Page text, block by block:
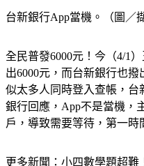
台新銀行App當機。（圖／
全民普發6000元！今（4/1
出6000元，而台新銀行也
似太多人同時登入查帳，台
銀行回應，App不是當機，
戶，導致需要等待，第一時
更多新聞： 小四數學題超難